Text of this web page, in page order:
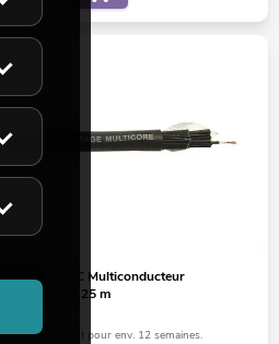
OMNITRONIC Multiconducteur
24 x 2 x 0,12 25 m
Le stock suffit pour env. 12 semaines.